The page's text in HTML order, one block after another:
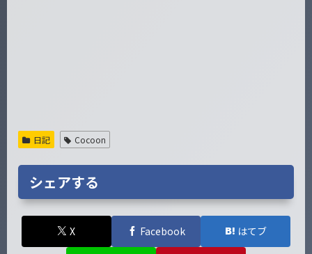
日記 Cocoon
シェアする
X Facebook はてブ